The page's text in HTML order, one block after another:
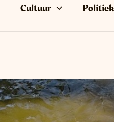
Cultuur Politiek